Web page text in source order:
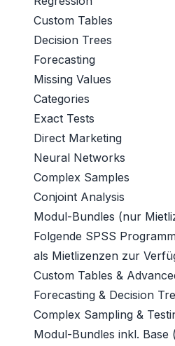
Custom Tables
Decision Trees
Forecasting
Missing Values
Categories
Exact Tests
Direct Marketing
Neural Networks
Complex Samples
Conjoint Analysis
Modul-Bundles (nur
Folgende SPSS
als Mietlizenzen zur
Custom Tables &
Forecasting & Decision
Complex Sampling &
Modul-Bundles inkl.